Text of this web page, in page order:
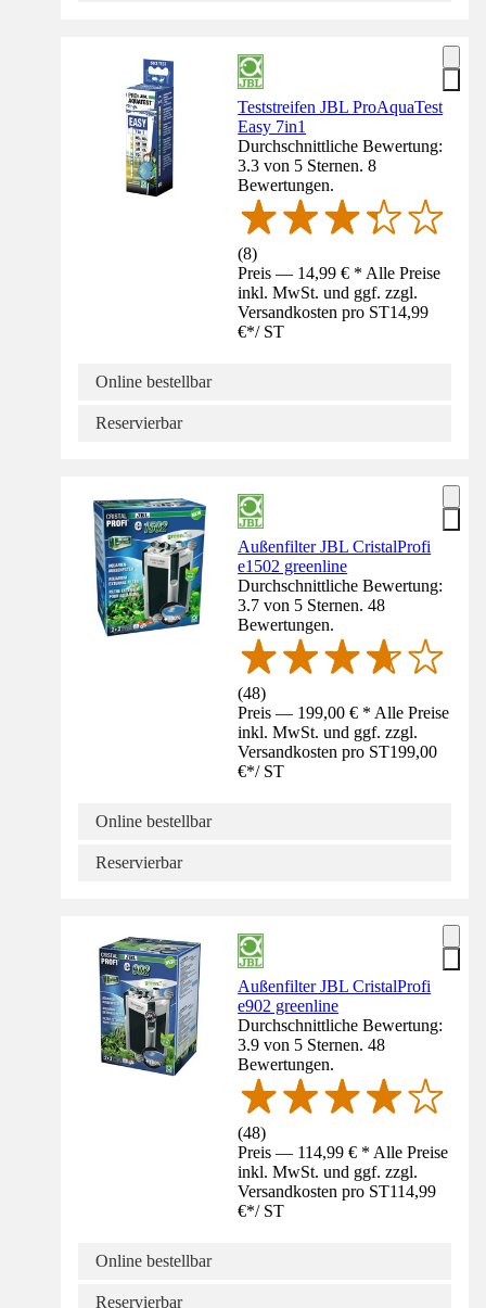
Teststreifen JBL ProAquaTest
Easy 7in1
Durchschnittliche Bewertung:
3.3 von 5 Sternen. 8
Bewertungen.
(8)
Preis — 14,99 € * Alle Preise
inkl. MwSt. und ggf. zzgl.
Versandkosten pro ST14,99
€*/ ST
Online bestellbar
Reservierbar
Außenfilter JBL CristalProfi
e1502 greenline
Durchschnittliche Bewertung:
3.7 von 5 Sternen. 48
Bewertungen.
(48)
Preis — 199,00 € * Alle Preise
inkl. MwSt. und ggf. zzgl.
Versandkosten pro ST199,00
€*/ ST
Online bestellbar
Reservierbar
Außenfilter JBL CristalProfi
e902 greenline
Durchschnittliche Bewertung:
3.9 von 5 Sternen. 48
Bewertungen.
(48)
Preis — 114,99 € * Alle Preise
inkl. MwSt. und ggf. zzgl.
Versandkosten pro ST114,99
€*/ ST
Online bestellbar
Reservierbar